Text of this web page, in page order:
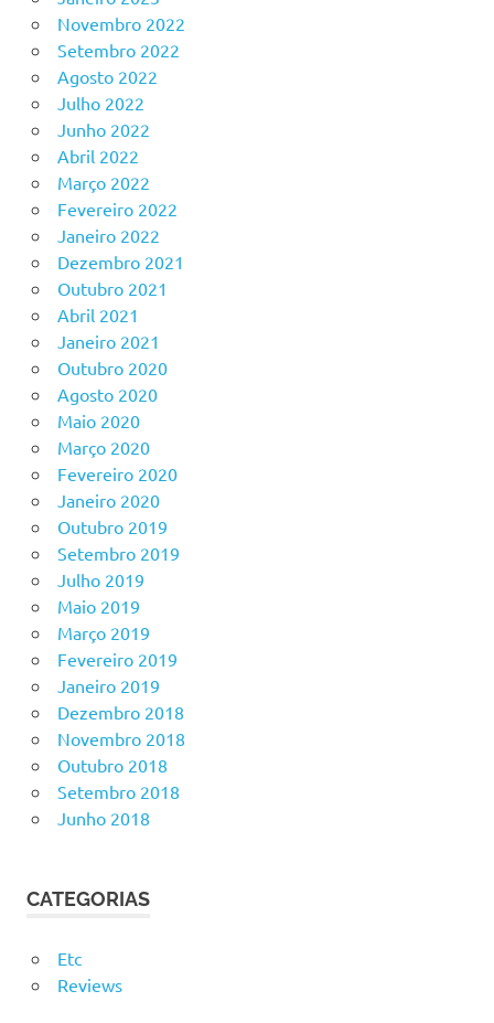
Novembro 2022
Setembro 2022
Agosto 2022
Julho 2022
Junho 2022
Abril 2022
Março 2022
Fevereiro 2022
Janeiro 2022
Dezembro 2021
Outubro 2021
Abril 2021
Janeiro 2021
Outubro 2020
Agosto 2020
Maio 2020
Março 2020
Fevereiro 2020
Janeiro 2020
Outubro 2019
Setembro 2019
Julho 2019
Maio 2019
Março 2019
Fevereiro 2019
Janeiro 2019
Dezembro 2018
Novembro 2018
Outubro 2018
Setembro 2018
Junho 2018
CATEGORIAS
Etc
Reviews